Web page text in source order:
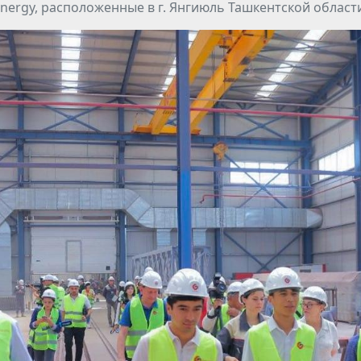
расположенные в г. Янгиюль Ташкентской